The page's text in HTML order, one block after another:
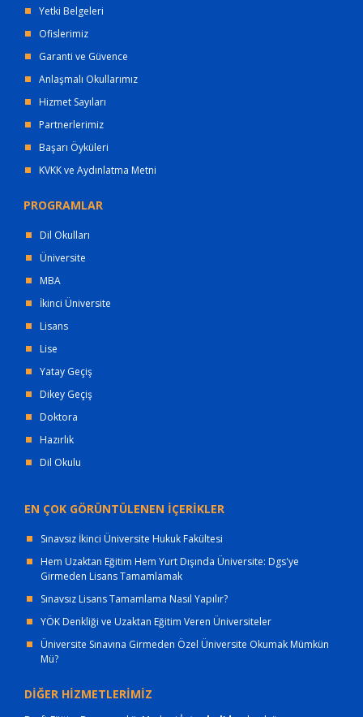
Yetki Belgeleri
Ofislerimiz
Garanti ve Güvence
Anlaşmalı Okullarımız
Hizmet Sayıları
Partnerlerimiz
Başarı Öyküleri
KVKK ve Aydınlatma Metni
PROGRAMLAR
Dil Okulları
Üniversite
MBA
İkinci Üniversite
Lisans
Lise
Yatay Geçiş
Dikey Geçiş
Doktora
Hazırlık
Dil Okulu
EN ÇOK GÖRÜNTÜLENEN İÇERİKLER
Sınavsız İkinci Üniversite Hukuk Fakültesi
Hem Uzaktan Eğitim Hem Yurt Dışında Üniversite: Dgs'ye
Girmeden Lisans Tamamlamak
Sınavsız Lisans Tamamlama Nasıl Yapılır?
YÖK Denkliği ve Uzaktan Eğitim Veren Üniversiteler
Üniversite Sınavına Girmeden Özel Üniversite Okumak Mümkün
Mü?
DİĞER HİZMETLERİMİZ